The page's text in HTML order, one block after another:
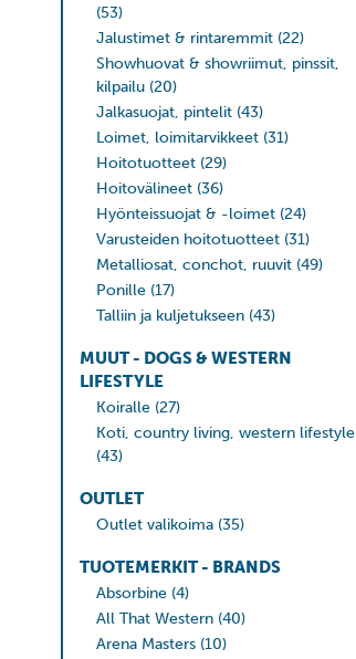
(53)
Jalustimet & rintaremmit (22)
Showhuovat & showriimut, pinssit,
kilpailu (20)
Jalkasuojat, pintelit (43)
Loimet, loimitarvikkeet (31)
Hoitotuotteet (29)
Hoitovälineet (36)
Hyönteissuojat & -loimet (24)
Varusteiden hoitotuotteet (31)
Metalliosat, conchot, ruuvit (49)
Ponille (17)
Talliin ja kuljetukseen (43)
MUUT - DOGS & WESTERN
LIFESTYLE
Koiralle (27)
Koti, country living, western lifestyle
(43)
OUTLET
Outlet valikoima (35)
TUOTEMERKIT - BRANDS
Absorbine (4)
All That Western (40)
Arena Masters (10)